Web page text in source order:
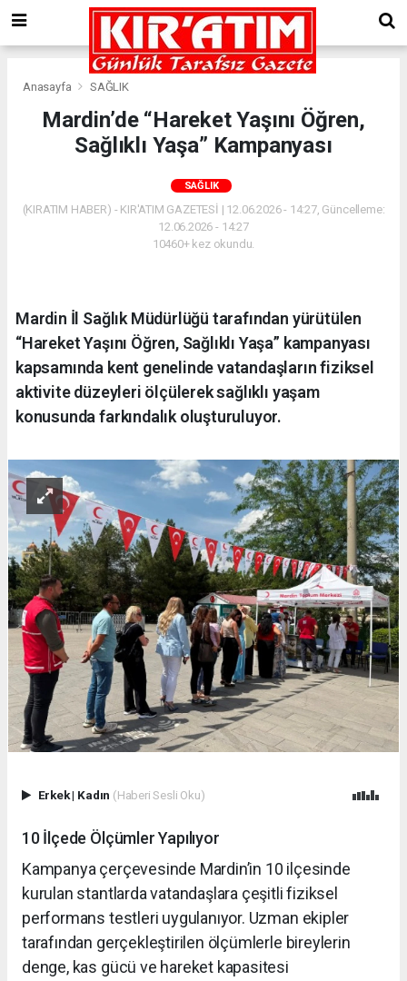
Anasayfa SAĞLIK
Mardin’de “Hareket Yaşını Öğren,
Sağlıklı Yaşa” Kampanyası
SAĞLIK
(KIRATIM HABER) - KIR'ATIM GAZETESİ | 12.06.2026 - 14:27, Güncelleme:
12.06.2026 - 14:27
10460+ kez okundu.
Mardin İl Sağlık Müdürlüğü tarafından yürütülen
“Hareket Yaşını Öğren, Sağlıklı Yaşa” kampanyası
kapsamında kent genelinde vatandaşların fiziksel
aktivite düzeyleri ölçülerek sağlıklı yaşam
konusunda farkındalık oluşturuluyor.
Erkek| Kadın (Haberi Sesli Oku)
10 İlçede Ölçümler Yapılıyor
Kampanya çerçevesinde Mardin’in 10 ilçesinde
kurulan stantlarda vatandaşlara çeşitli fiziksel
performans testleri uygulanıyor. Uzman ekipler
tarafından gerçekleştirilen ölçümlerle bireylerin
denge, kas gücü ve hareket kapasitesi